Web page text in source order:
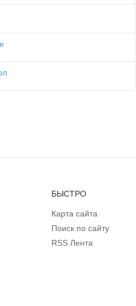
БЫСТРО
Карта сайта
Поиск по сайту
RSS Лента